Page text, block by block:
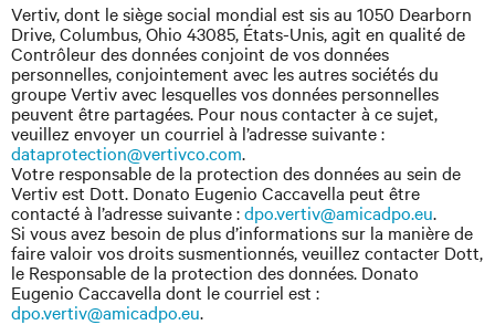
Vertiv, dont le siège social mondial est sis au 1050 Dearborn
Drive, Columbus, Ohio 43085, États-Unis, agit en qualité de
Contrôleur des données conjoint de vos données
personnelles, conjointement avec les autres sociétés du
groupe Vertiv avec lesquelles vos données personnelles
peuvent être partagées. Pour nous contacter à ce sujet,
veuillez envoyer un courriel à l’adresse suivante :
dataprotection@vertivco.com.
Votre responsable de la protection des données au sein de
Vertiv est Dott. Donato Eugenio Caccavella peut être
contacté à l’adresse suivante :dpo.vertiv@amicadpo.eu.
Si vous avez besoin de plus d’informations sur la manière de
faire valoir vos droits susmentionnés, veuillez contacter Dott,
le Responsable de la protection des données. Donato
Eugenio Caccavella dont le courriel est :
dpo.vertiv@amicadpo.eu.